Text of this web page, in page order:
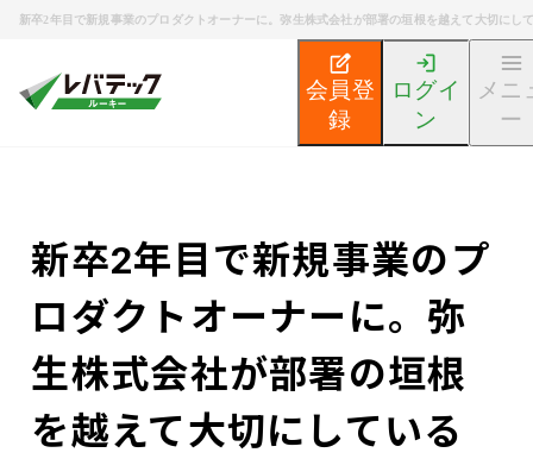
新卒2年目で新規事業のプロダクトオーナーに。弥生株式会社が部署の垣根を越えて大切にし
会員登
録
ログイ
ン
メニ
ー
エンジニア就活ノウハウ記事
新卒2年目で新規事業のプ
ロダクトオーナーに。弥
生株式会社が部署の垣根
を越えて大切にしている